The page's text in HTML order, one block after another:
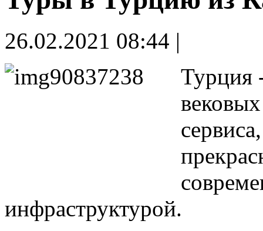
26.02.2021 08:44 |
Турция
инфраструктурой.